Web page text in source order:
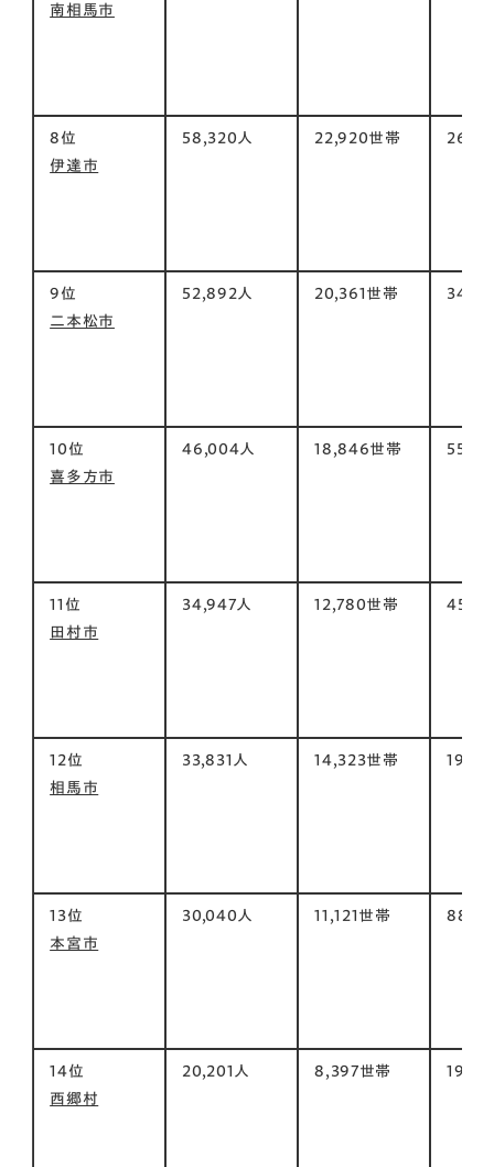
南相馬市
8位
伊達市
58,320人 22,920世帯 265㎡
9位
二本松市
52,892人 20,361世帯 344㎡
10位
喜多方市
46,004人 18,846世帯 555㎡
11位
田村市
34,947人 12,780世帯 458㎡
12位
相馬市
33,831人 14,323世帯 198㎡
13位
本宮市
30,040人 11,121世帯 88㎡
14位
西郷村
20,201人 8,397世帯 192㎡